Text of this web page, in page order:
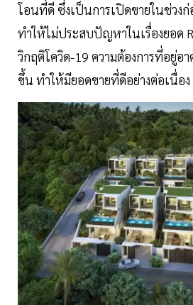
โอนที่ดี ซึ่งเป็นการเปิดขายในช่วง
ทำให้ไม่ประสบปัญหาในเรื่องยอด
วิกฤติโควิด-19 ความต้องการที่อยู่อ
ขึ้น ทำให้มียอดขายที่ดีอย่างต่อเนื่อง